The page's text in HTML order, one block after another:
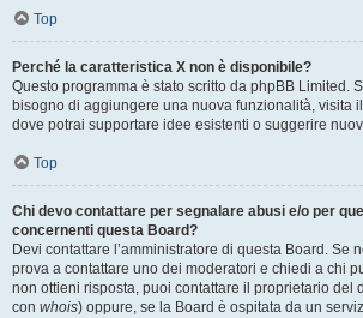
Top
Perché la caratteristica X non è disponibile?
Questo programma è stato scritto da phpBB Limited.
bisogno di aggiungere una nuova funzionalità, visita il
dove potrai supportare idee esistenti o suggerire
Top
Chi devo contattare per segnalare abusi e/o per
concernenti questa Board?
Devi contattare l’amministratore di questa Board. Se
prova a contattare uno dei moderatori e chiedi a chi
non ottieni risposta, puoi contattare il proprietario del
con whois) oppure, se la Board è ospitata da un